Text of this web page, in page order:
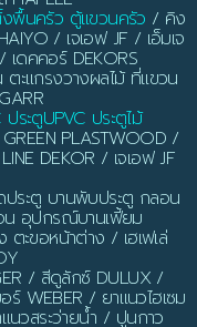
พื้นครัว ตู้แขวนครัว / คิง
/ เจเอฟ JF / เอ็มเจ
ดคคอร์ DEKORS
ตะแกรงวางผลไม้ ที่แขวน
ระตูUPVC ประตูไม้
PLASTWOOD /
DEKOR / เจเอฟ JF
ระตู บานพับประตู กลอน
น อุปกรณ์บานเฟี้ยม
ะขอหน้าต่าง / เฮเฟเล่
/ สีดูลักซ์ DULUX /
ร์ WEBER / ยาแนวไฮเซม
นวสระว่ายน้ำ / ปูนกาว